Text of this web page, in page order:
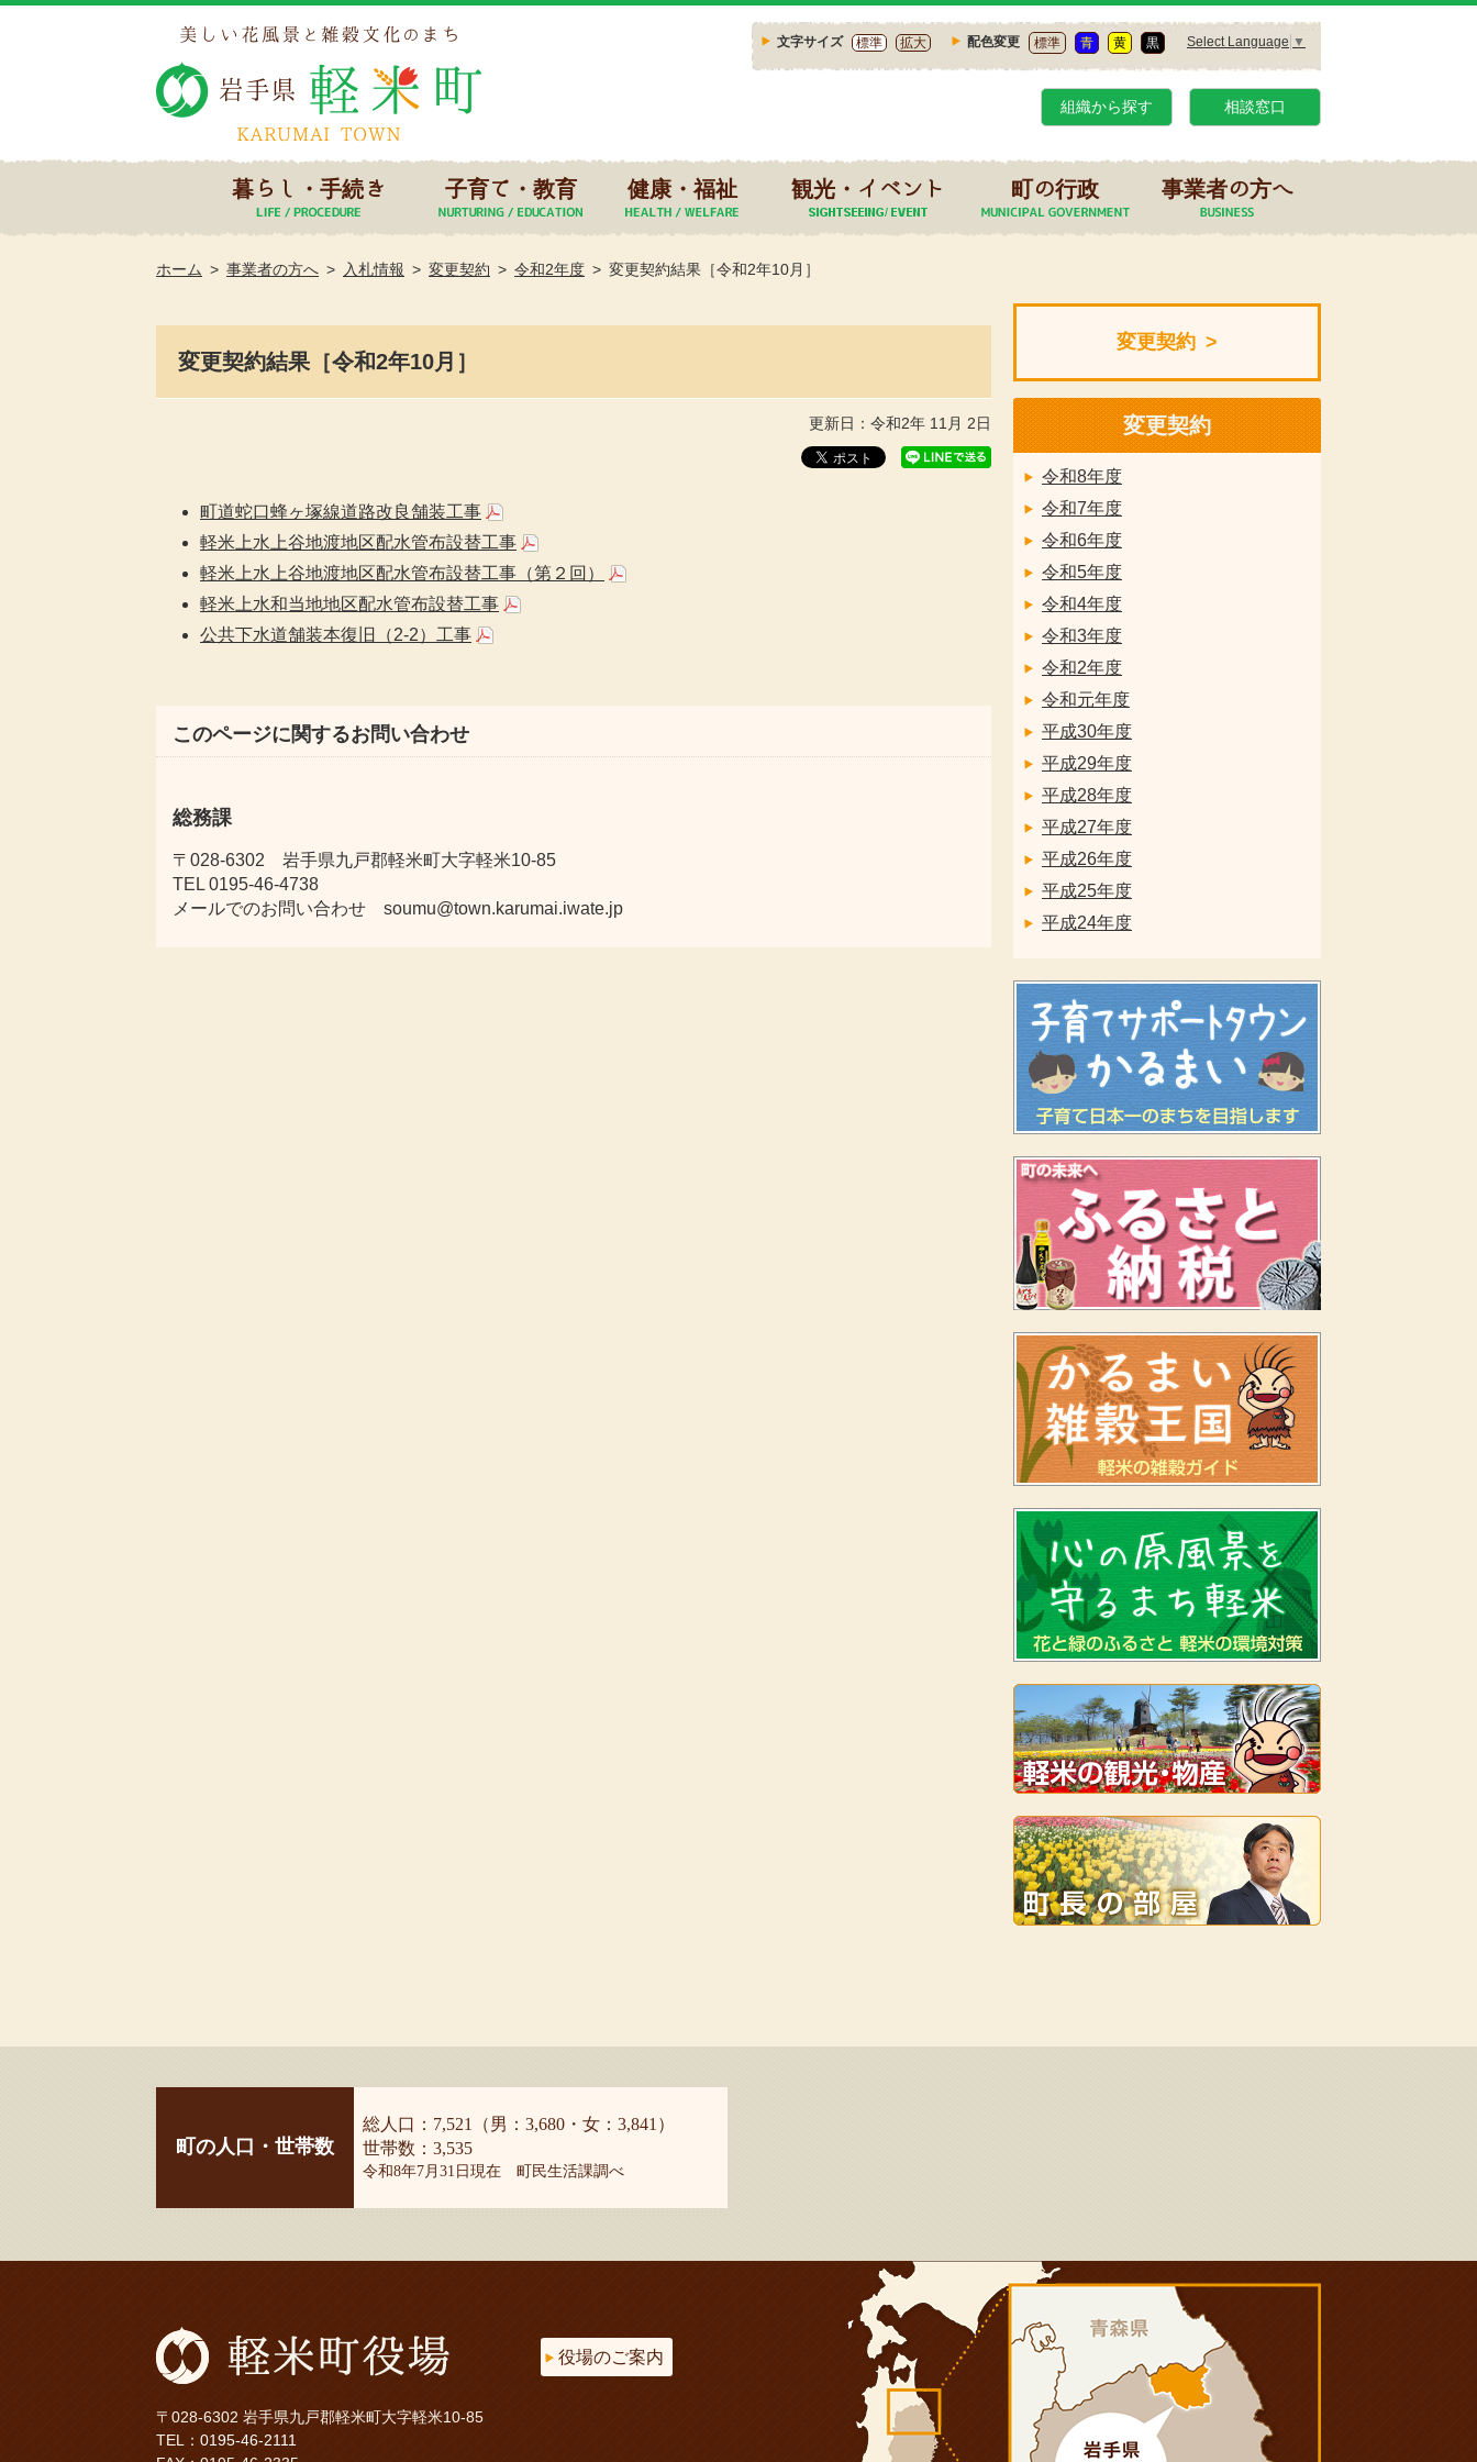
文字サイズ 標準 拡大 配色変更 標準 青 黄 黒 Select Language ▼
組織から探す 相談窓口
暮らし・手続き 子育て・教育 健康・福祉 観光・イベント 町の行政 事業者の方へ
ホーム 事業者の方へ 入札情報 変更契約 令和2年度 変更契約結果［令和2年10月］
変更契約結果［令和2年10月］
更新日：令和2年 11月 2日
町道蛇口蜂ヶ塚線道路改良舗装工事
軽米上水上谷地渡地区配水管布設替工事
軽米上水上谷地渡地区配水管布設替工事（第２回）
軽米上水和当地地区配水管布設替工事
公共下水道舗装本復旧（2-2）工事
このページに関するお問い合わせ
総務課
〒028-6302 岩手県九戸郡軽米町大字軽米10-85
TEL 0195-46-4738
メールでのお問い合わせ soumu@town.karumai.iwate.jp
変更契約
変更契約
令和8年度
令和7年度
令和6年度
令和5年度
令和4年度
令和3年度
令和2年度
令和元年度
平成30年度
平成29年度
平成28年度
平成27年度
平成26年度
平成25年度
平成24年度
町の人口・世帯数
総人口：7,521（男：3,680・女：3,841）
世帯数：3,535
令和8年7月31日現在 町民生活課調べ
〒028-6302 岩手県九戸郡軽米町大字軽米10-85
TEL： 0195-46-2111
役場のご案内